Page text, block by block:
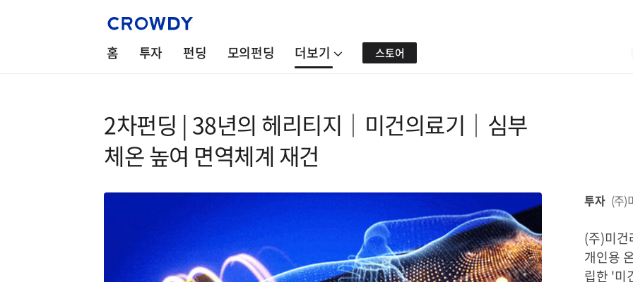
홈 투자 펀딩 모의펀딩 더보기 스토어
2차펀딩 | 38년의 헤리티지│미건의료기│심부
체온 높여 면역체계 재건
투자 (주)
(주)미
개인용
립한 '미